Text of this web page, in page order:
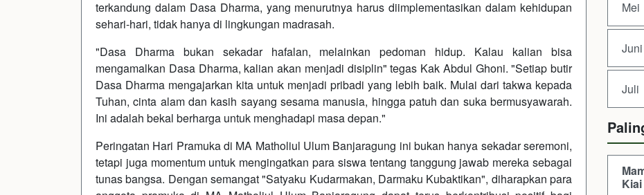
terkandung dalam Dasa Dharma, yang menurutnya harus diimplementasikan dalam kehidupan
sehari-hari, tidak hanya di lingkungan madrasah.
"Dasa Dharma bukan sekadar hafalan, melainkan pedoman hidup. Kalau kalian bisa
mengamalkan Dasa Dharma, kalian akan menjadi disiplin" tegas Kak Abdul Ghoni. "Setiap butir
Dasa Dharma mengajarkan kita untuk menjadi pribadi yang lebih baik. Mulai dari takwa kepada
Tuhan, cinta alam dan kasih sayang sesama manusia, hingga patuh dan suka bermusyawarah.
Ini adalah bekal berharga untuk menghadapi masa depan."
Peringatan Hari Pramuka di MA Matholiul Ulum Banjaragung ini bukan hanya sekadar seremoni,
tetapi juga momentum untuk mengingatkan para siswa tentang tanggung jawab mereka sebagai
tunas bangsa. Dengan semangat "Satyaku Kudarmakan, Darmaku Kubaktikan", diharapkan para
Mei
Juni
Juli